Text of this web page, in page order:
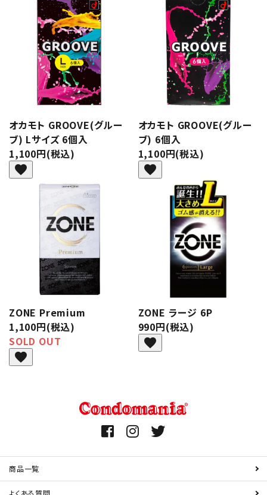
オカモト GROOVE(グルー
ブ) Lサイズ 6個入
1,100円(税込)
favorite
オカモト GROOVE(グルー
ブ) 6個入
1,100円(税込)
favorite
ZONE Premium
1,100円(税込)
SOLD OUT
favorite
ZONE ラージ 6P
990円(税込)
favorite
商品一覧
よくある質問